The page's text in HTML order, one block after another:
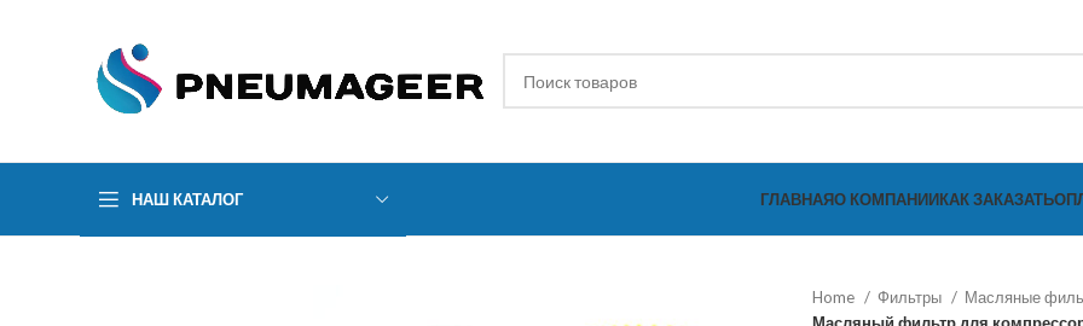
НАШ КАТАЛОГ ГЛАВНАЯО КОМПАНИИКАК ЗАКАЗАТЬ
Home Фильтры
Масляные